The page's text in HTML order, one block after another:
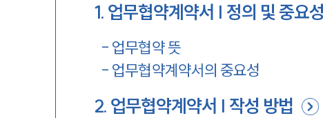
1. 업무협약계약서 | 정의 및 중요성
- 업무협약 뜻
- 업무협약계약서의 중요성
2. 업무협약계약서 | 작성 방법